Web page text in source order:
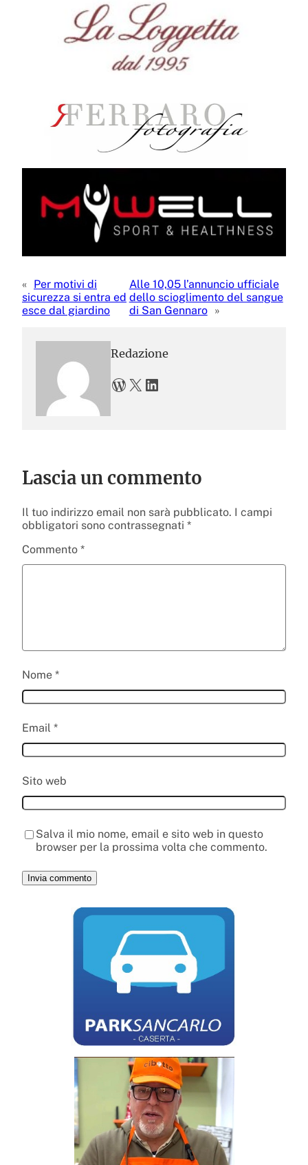
« Per motivi di
sicurezza si entra ed
esce dal giardino
Alle 10,05 l’annuncio ufficiale
dello scioglimento del sangue
di San Gennaro »
Redazione
WordPress X LinkedIn
Lascia un commento
Il tuo indirizzo email non sarà pubblicato. I campi
obbligatori sono contrassegnati *
Commento *
Nome *
Email *
Sito web
Salva il mio nome, email e sito web in questo
browser per la prossima volta che commento.